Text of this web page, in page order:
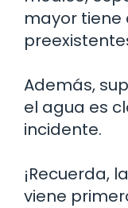
mayor tiene
Además,
el agua es
incidente.
¡Recuerda,
viene